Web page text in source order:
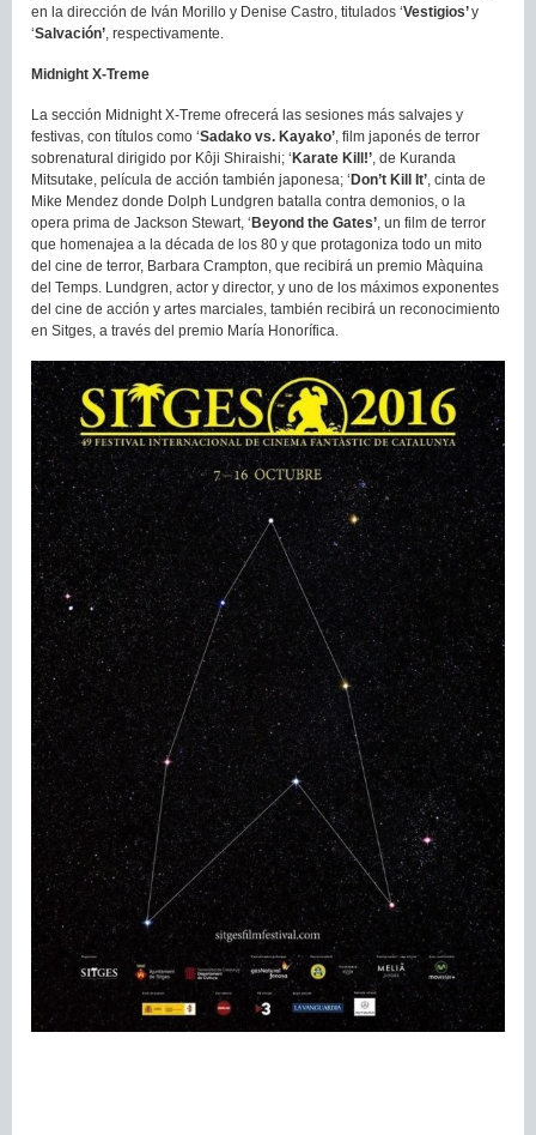
en la dirección de Iván Morillo y Denise Castro, titulados ‘Vestigios’y
‘Salvación’ , respectivamente.
Midnight X-Treme
La sección Midnight X-Treme ofrecerá las sesiones más salvajes y
festivas, con títulos como ‘Sadako vs. Kayako’ , film japonés de terror
sobrenatural dirigido por Kôji Shiraishi; ‘Karate Kill!’ , de Kuranda
Mitsutake, película de acción también japonesa; ‘Don’t Kill It’ , cinta de
Mike Mendez donde Dolph Lundgren batalla contra demonios, o la
opera prima de Jackson Stewart, ‘Beyond the Gates’ , un film de terror
que homenajea a la década de los 80 y que protagoniza todo un mito
del cine de terror, Barbara Crampton, que recibirá un premio Màquina
del Temps. Lundgren, actor y director, y uno de los máximos exponentes
del cine de acción y artes marciales, también recibirá un reconocimiento
en Sitges, a través del premio María Honorífica.